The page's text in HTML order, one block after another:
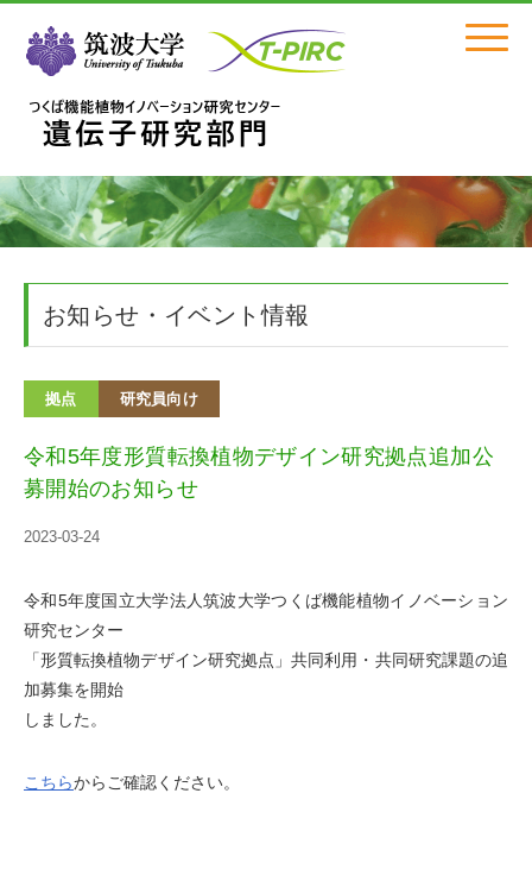
Click
お知らせ・イベント情報
拠点 研究員向け
令和5年度形質転換植物デザイン研究拠点追加公
募開始のお知らせ
2023-03-24
令和5年度国立大学法人筑波大学つくば機能植物イノベーション
研究センター
「形質転換植物デザイン研究拠点」共同利用・共同研究課題の追
加募集を開始
しました。
こちらからご確認ください。